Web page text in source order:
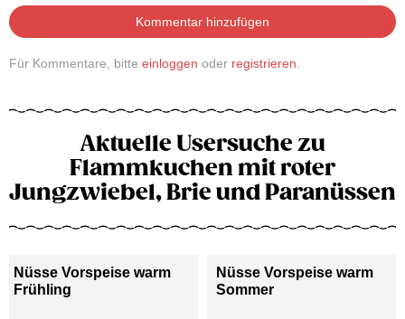
Kommentar hinzufügen
Für Kommentare, bitte einloggen oder registrieren
Aktuelle Usersuche zu
Flammkuchen mit roter
Jungzwiebel, Brie und Paranüssen
Nüsse Vorspeise warm
Frühling
Nüsse Vorspeise warm
Sommer